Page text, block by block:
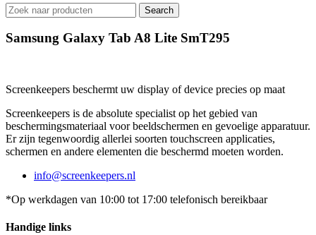
Search
Samsung Galaxy Tab A8 Lite SmT295
Screenkeepers beschermt uw display of device precies op maat
Screenkeepers is de absolute specialist op het gebied van
beschermingsmateriaal voor beeldschermen en gevoelige apparatuur.
Er zijn tegenwoordig allerlei soorten touchscreen applicaties,
schermen en andere elementen die beschermd moeten worden.
info@screenkeepers.nl
*Op werkdagen van 10:00 tot 17:00 telefonisch bereikbaar
Handige links